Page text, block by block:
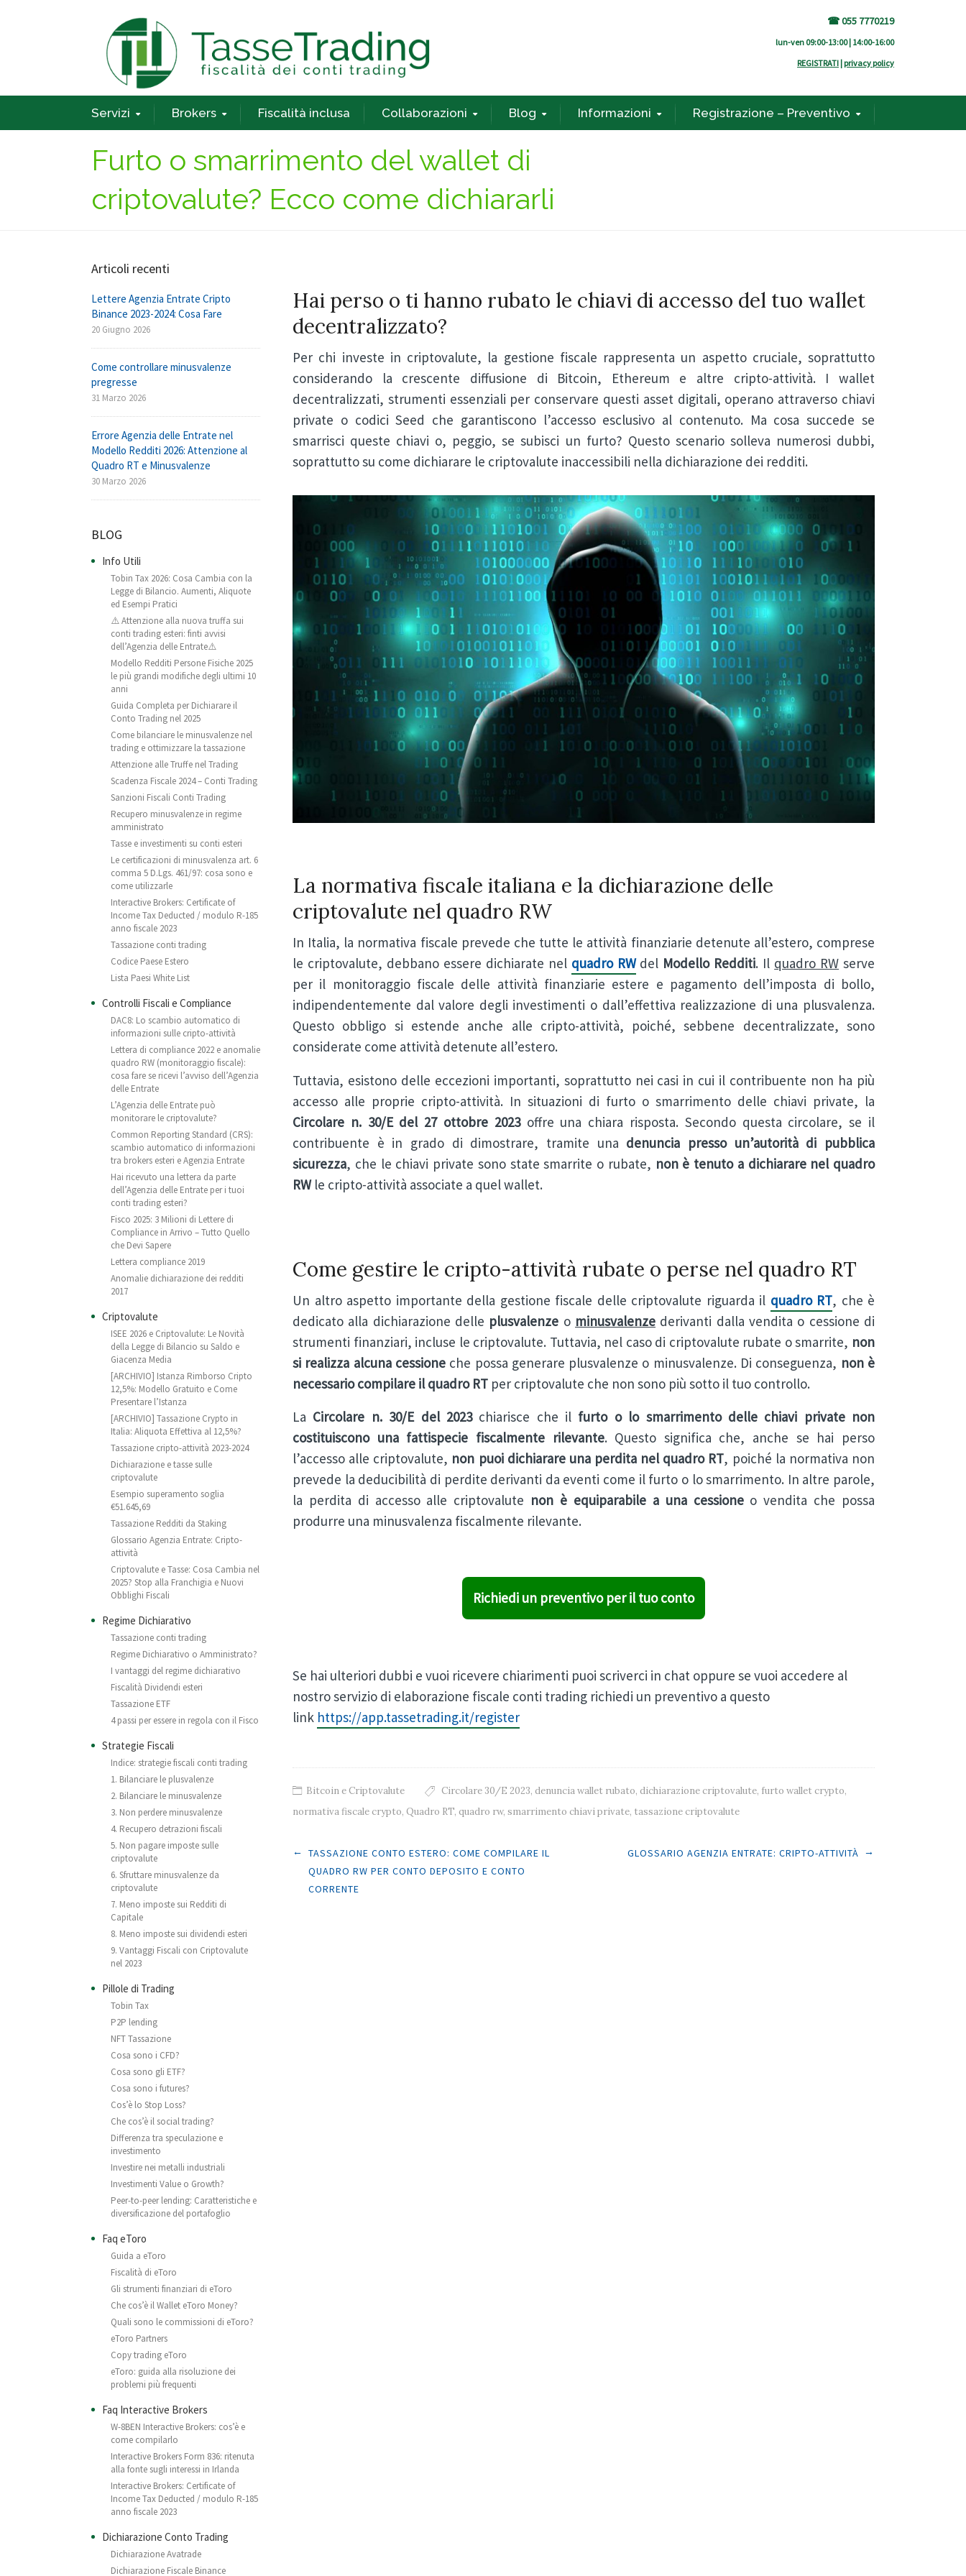
☎ 055 7770219
lun-ven 09:00-13:00 | 14:00-16:00
REGISTRATI | privacy policy
Servizi Brokers Fiscalità inclusa Collaborazioni Blog Informazioni Registrazione – Preventivo
Furto o smarrimento del wallet di
criptovalute? Ecco come dichiararli
Hai perso o ti hanno rubato le chiavi di accesso del tuo wallet
decentralizzato?
Per chi investe in criptovalute, la gestione fiscale rappresenta un aspetto cruciale, soprattutto
considerando la crescente diffusione di Bitcoin, Ethereum e altre cripto-attività. I wallet
decentralizzati, strumenti essenziali per conservare questi asset digitali, operano attraverso chiavi
private o codici Seed che garantiscono l’accesso esclusivo al contenuto. Ma cosa succede se
smarrisci queste chiavi o, peggio, se subisci un furto? Questo scenario solleva numerosi dubbi,
soprattutto su come dichiarare le criptovalute inaccessibili nella dichiarazione dei redditi.
La normativa fiscale italiana e la dichiarazione delle
criptovalute nel quadro RW
In Italia, la normativa fiscale prevede che tutte le attività finanziarie detenute all’estero, comprese
le criptovalute, debbano essere dichiarate nel quadro RWdel Modello Redditi. Il quadro RW serve
per il monitoraggio fiscale delle attività finanziarie estere e pagamento dell’imposta di bollo,
indipendentemente dal valore degli investimenti o dall’effettiva realizzazione di una plusvalenza.
Questo obbligo si estende anche alle cripto-attività, poiché, sebbene decentralizzate, sono
considerate come attività detenute all’estero.
Tuttavia, esistono delle eccezioni importanti, soprattutto nei casi in cui il contribuente non ha più
accesso alle proprie cripto-attività. In situazioni di furto o smarrimento delle chiavi private, la
Circolare n. 30/E del 27 ottobre 2023offre una chiara risposta. Secondo questa circolare, se il
contribuente è in grado di dimostrare, tramite una denuncia presso un’autorità di pubblica
sicurezza, che le chiavi private sono state smarrite o rubate, non è tenuto a dichiarare nel quadro
RWle cripto-attività associate a quel wallet.
Come gestire le cripto-attività rubate o perse nel quadro RT
Un altro aspetto importante della gestione fiscale delle criptovalute riguarda il quadro RT, che è
dedicato alla dichiarazione delle plusvalenze o minusvalenze derivanti dalla vendita o cessione di
strumenti finanziari, incluse le criptovalute. Tuttavia, nel caso di criptovalute rubate o smarrite, non
si realizza alcuna cessioneche possa generare plusvalenze o minusvalenze. Di conseguenza, non è
necessario compilare il quadro RT per criptovalute che non sono più sotto il tuo controllo.
La Circolare n. 30/E del 2023chiarisce che il furto o lo smarrimento delle chiavi private non
costituiscono una fattispecie fiscalmente rilevante. Questo significa che, anche se hai perso
l’accesso alle criptovalute, non puoi dichiarare una perdita nel quadro RT, poiché la normativa non
prevede la deducibilità di perdite derivanti da eventi come il furto o lo smarrimento. In altre parole,
la perdita di accesso alle criptovalute non è equiparabile a una cessioneo vendita che possa
produrre una minusvalenza fiscalmente rilevante.
Richiedi un preventivo per il tuo conto
Se hai ulteriori dubbi e vuoi ricevere chiarimenti puoi scriverci in chat oppure se vuoi accedere al
nostro servizio di elaborazione fiscale conti trading richiedi un preventivo a questo
link https://app.tassetrading.it/register
Bitcoin e Criptovalute Circolare 30/E 2023, denuncia wallet rubato, dichiarazione criptovalute, furto wallet crypto,
normativa fiscale crypto, Quadro RT, quadro rw, smarrimento chiavi private, tassazione criptovalute
Post navigation
← TASSAZIONE CONTO ESTERO: COME COMPILARE IL
QUADRO RW PER CONTO DEPOSITO E CONTO
CORRENTE
GLOSSARIO AGENZIA ENTRATE: CRIPTO-ATTIVITÀ →
Articoli recenti
Lettere Agenzia Entrate Cripto
Binance 2023-2024: Cosa Fare
20 Giugno 2026
Come controllare minusvalenze
pregresse
31 Marzo 2026
Errore Agenzia delle Entrate nel
Modello Redditi 2026: Attenzione al
Quadro RT e Minusvalenze
30 Marzo 2026
BLOG
Info Utili
Tobin Tax 2026: Cosa Cambia con la
Legge di Bilancio. Aumenti, Aliquote
ed Esempi Pratici
⚠️ Attenzione alla nuova truffa sui
conti trading esteri: finti avvisi
dell’Agenzia delle Entrate⚠️
Modello Redditi Persone Fisiche 2025
le più grandi modifiche degli ultimi 10
anni
Guida Completa per Dichiarare il
Conto Trading nel 2025
Come bilanciare le minusvalenze nel
trading e ottimizzare la tassazione
Attenzione alle Truffe nel Trading
Scadenza Fiscale 2024 – Conti Trading
Sanzioni Fiscali Conti Trading
Recupero minusvalenze in regime
amministrato
Tasse e investimenti su conti esteri
Le certificazioni di minusvalenza art. 6
comma 5 D.Lgs. 461/97: cosa sono e
come utilizzarle
Interactive Brokers: Certificate of
Income Tax Deducted / modulo R-185
anno fiscale 2023
Tassazione conti trading
Codice Paese Estero
Lista Paesi White List
Controlli Fiscali e Compliance
DAC8: Lo scambio automatico di
informazioni sulle cripto-attività
Lettera di compliance 2022 e anomalie
quadro RW (monitoraggio fiscale):
cosa fare se ricevi l’avviso dell’Agenzia
delle Entrate
L’Agenzia delle Entrate può
monitorare le criptovalute?
Common Reporting Standard (CRS):
scambio automatico di informazioni
tra brokers esteri e Agenzia Entrate
Hai ricevuto una lettera da parte
dell’Agenzia delle Entrate per i tuoi
conti trading esteri?
Fisco 2025: 3 Milioni di Lettere di
Compliance in Arrivo – Tutto Quello
che Devi Sapere
Lettera compliance 2019
Anomalie dichiarazione dei redditi
2017
Criptovalute
ISEE 2026 e Criptovalute: Le Novità
della Legge di Bilancio su Saldo e
Giacenza Media
[ARCHIVIO] Istanza Rimborso Cripto
12,5%: Modello Gratuito e Come
Presentare l’Istanza
[ARCHIVIO] Tassazione Crypto in
Italia: Aliquota Effettiva al 12,5%?
Tassazione cripto-attività 2023-2024
Dichiarazione e tasse sulle
criptovalute
Esempio superamento soglia
€51.645,69
Tassazione Redditi da Staking
Glossario Agenzia Entrate: Cripto-
attività
Criptovalute e Tasse: Cosa Cambia nel
2025? Stop alla Franchigia e Nuovi
Obblighi Fiscali
Regime Dichiarativo
Tassazione conti trading
Regime Dichiarativo o Amministrato?
I vantaggi del regime dichiarativo
Fiscalità Dividendi esteri
Tassazione ETF
4 passi per essere in regola con il Fisco
Strategie Fiscali
Indice: strategie fiscali conti trading
1. Bilanciare le plusvalenze
2. Bilanciare le minusvalenze
3. Non perdere minusvalenze
4. Recupero detrazioni fiscali
5. Non pagare imposte sulle
criptovalute
6. Sfruttare minusvalenze da
criptovalute
7. Meno imposte sui Redditi di
Capitale
8. Meno imposte sui dividendi esteri
9. Vantaggi Fiscali con Criptovalute
nel 2023
Pillole di Trading
Tobin Tax
P2P lending
NFT Tassazione
Cosa sono i CFD?
Cosa sono gli ETF?
Cosa sono i futures?
Cos’è lo Stop Loss?
Che cos’è il social trading?
Differenza tra speculazione e
investimento
Investire nei metalli industriali
Investimenti Value o Growth?
Peer-to-peer lending: Caratteristiche e
diversificazione del portafoglio
Faq eToro
Guida a eToro
Fiscalità di eToro
Gli strumenti finanziari di eToro
Che cos’è il Wallet eToro Money?
Quali sono le commissioni di eToro?
eToro Partners
Copy trading eToro
eToro: guida alla risoluzione dei
problemi più frequenti
Faq Interactive Brokers
W-8BEN Interactive Brokers: cos’è e
come compilarlo
Interactive Brokers Form 836: ritenuta
alla fonte sugli interessi in Irlanda
Interactive Brokers: Certificate of
Income Tax Deducted / modulo R-185
anno fiscale 2023
Dichiarazione Conto Trading
Dichiarazione Avatrade
Dichiarazione Fiscale Binance